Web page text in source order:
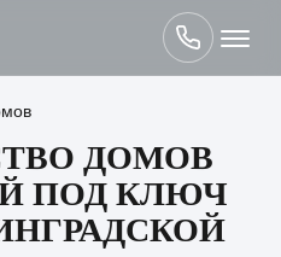
ДОМОВ
ПОД КЛЮЧ